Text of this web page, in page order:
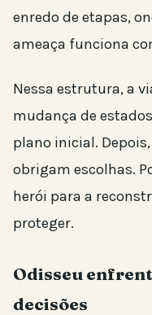
enredo de etapas,
ameaça funciona
Nessa estrutura, a
mudança de
plano inicial.
obrigam escolhas.
herói para a
proteger.
Odisseu
decisões